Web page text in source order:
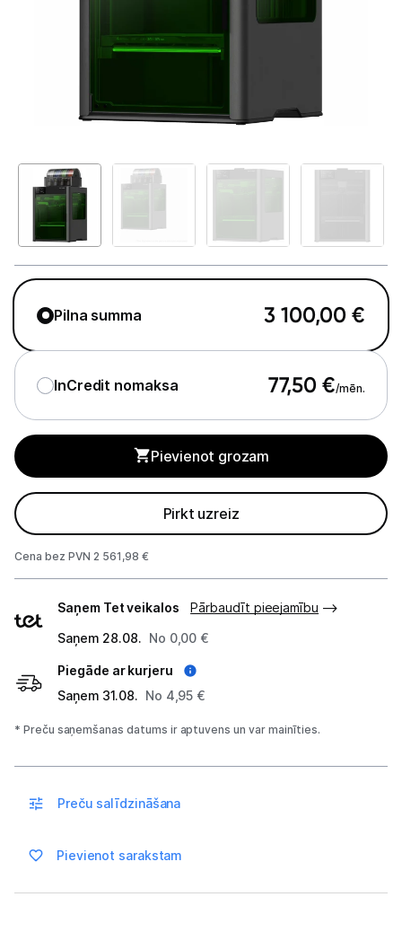
Portatīvie datori un piederumi
Stacionārie datori un piederumi
Spēļu konsoles un piederumi
Datu nesēji
Projektori un ekrāni
Tīkla iekārtas
Drukas iekārtas
3D printeru izejmateriāli un aksesuāri
Biroja piederumi
Telefoni, planšetdatori
Viedierīces
Sadzīves tehnika
Skaistumkopšana
Sports un atpūta
Blogs
Pilna summa 3 100,00 €
InCredit nomaksa 77,50 €/mēn.
Pievienot grozam
Pirkt uzreiz
Cena bez PVN 2 561,98 €
veidi
Saņem Tet veikalos
Pārbaudīt pieejamību
Saņem 28.08. No 0,00 €
Piegāde ar kurjeru
Saņem 31.08. No 4,95 €
* Preču saņemšanas datums ir aptuvens un var mainīties.
Preču salīdzināšana
Pievienot sarakstam